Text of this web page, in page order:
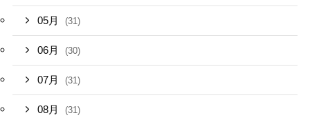
05月 (31)
06月 (30)
07月 (31)
08月 (31)